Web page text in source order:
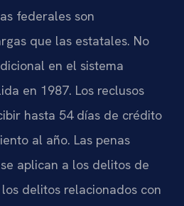
federales son
que las estatales. No
en el sistema
en 1987. Los reclusos
hasta 54 días de crédito
al año. Las penas
aplican a los delitos de
delitos relacionados con